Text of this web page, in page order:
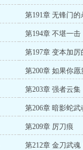
第191章 无锋门的
第194章 不堪一击
第197章 变本加厉
第200章 如果你
第203章 强者云集
第206章 暗影蛇武
第209章 厉刀痕
第212章 金刀武魂